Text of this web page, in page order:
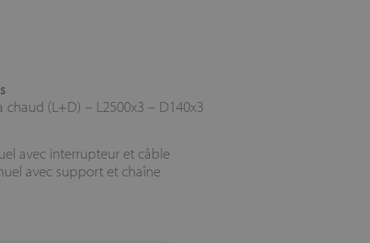
chaud (L+D) – L2500x3 – D140x3
avec interrupteur et câble
avec support et chaîne